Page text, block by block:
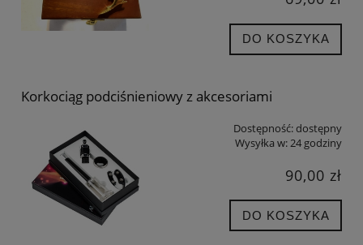
DO KOSZYKA
Korkociąg podciśnieniowy z akcesoriami
Dostępność:dostępny
Wysyłka w:24 godziny
90,00 zł
DO KOSZYKA